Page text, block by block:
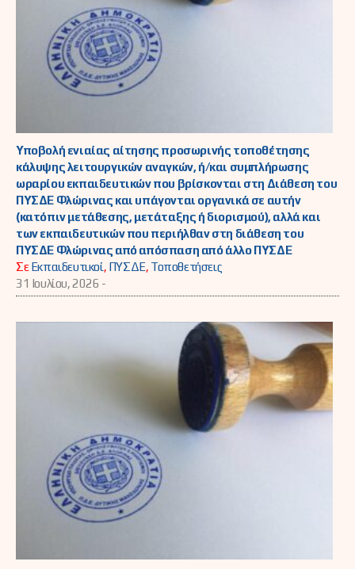
Υποβολή ενιαίας αίτησης προσωρινής τοποθέτησης
κάλυψης λειτουργικών αναγκών, ή/και συμπλήρωσης
ωραρίου εκπαιδευτικών που βρίσκονται στη Διάθεση του
ΠΥΣΔΕ Φλώρινας και υπάγονται οργανικά σε αυτήν
(κατόπιν μετάθεσης, μετάταξης ή διορισμού), αλλά και
των εκπαιδευτικών που περιήλθαν στη διάθεση του
ΠΥΣΔΕ Φλώρινας από απόσπαση από άλλο ΠΥΣΔΕ
ΣεΕκπαιδευτικοί, ΠΥΣΔΕ, Τοποθετήσεις
31 Ιουλίου, 2026 -